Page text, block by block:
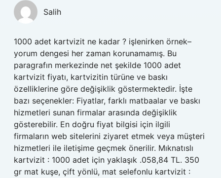
Salih
1000 adet kartvizit ne kadar ? işlenirken örnek–
yorum dengesi her zaman korunamamış. Bu
paragrafın merkezinde net şekilde 1000 adet
kartvizit fiyatı, kartvizitin türüne ve baskı
özelliklerine göre değişiklik göstermektedir. İşte
bazı seçenekler: Fiyatlar, farklı matbaalar ve baskı
hizmetleri sunan firmalar arasında değişiklik
gösterebilir. En doğru fiyat bilgisi için ilgili
firmaların web sitelerini ziyaret etmek veya müşteri
hizmetleri ile iletişime geçmek önerilir. Mıknatıslı
kartvizit : 1000 adet için yaklaşık .058,84 TL. 350
gr mat kuşe, çift yönlü, mat selefonlu kartvizit :